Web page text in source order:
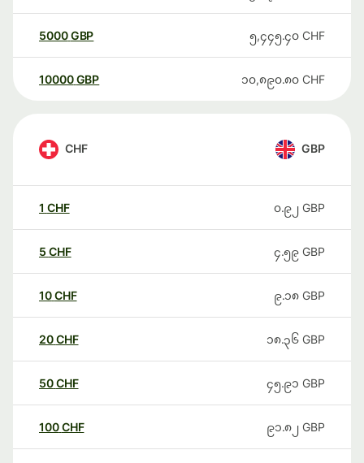
5000GBP ၅,၄၄၅.၄၀ CHF
10000 GBP ၁၀,၈၉၀.၈၀ CHF
CHF GBP
1 CHF ၀.၉၂ GBP
5 CHF ၄.၅၉ GBP
10CHF ၉.၁၈ GBP
20CHF ၁၈.၃၆ GBP
50CHF ၄၅.၉၁ GBP
100CHF ၉၁.၈၂ GBP